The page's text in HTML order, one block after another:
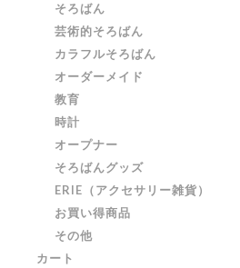
そろばん
芸術的そろばん
カラフルそろばん
オーダーメイド
教育
時計
オープナー
そろばんグッズ
ERIE（アクセサリー雑貨）
お買い得商品
その他
カート